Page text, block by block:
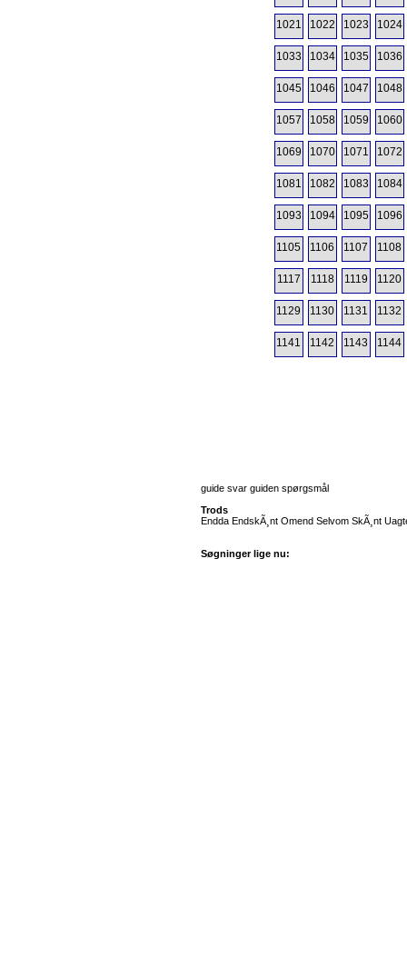
1021 1022 1023 1024
1033 1034 1035 1036
1045 1046 1047 1048
1057 1058 1059 1060
1069 1070 1071 1072
1081 1082 1083 1084
1093 1094 1095 1096
1105 1106 1107 1108
1117 1118 1119 1120
1129 1130 1131 1132
1141 1142 1143 1144
guide svar guiden spørgsmål
Trods
Endda EndskÃ¸nt Omend Selvom SkÃ¸nt
Søgninger lige nu: